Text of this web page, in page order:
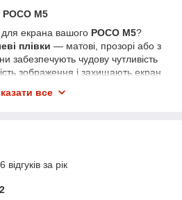
POCO M5
для екрана вашого POCO M5?
плівки — матові, прозорі або з
забезпечують чудову чутливість
зображення і захищають екран
все
за рік